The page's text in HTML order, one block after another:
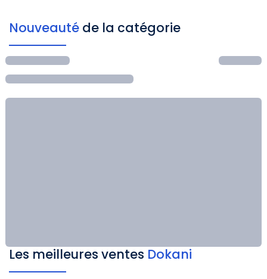
Nouveauté de la catégorie
Les meilleures ventes Dokani